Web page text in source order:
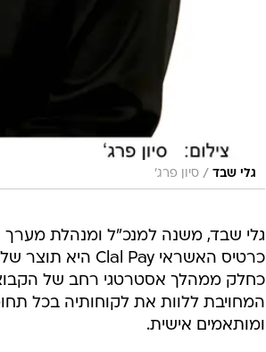
גלי שבד / סיון פרג'
גלי שבד, משנה למנכ"ל ומנהלת מערך
כרטיס האשראי Clal Pay היא תוצר של שיתוף פעולה ייחודי שלנו עם חברת Max,
כחלק ממהלך אסטרטגי רחב של
המחויבת ללוות את לקוחותיה בכל
ומותאמים אישית.